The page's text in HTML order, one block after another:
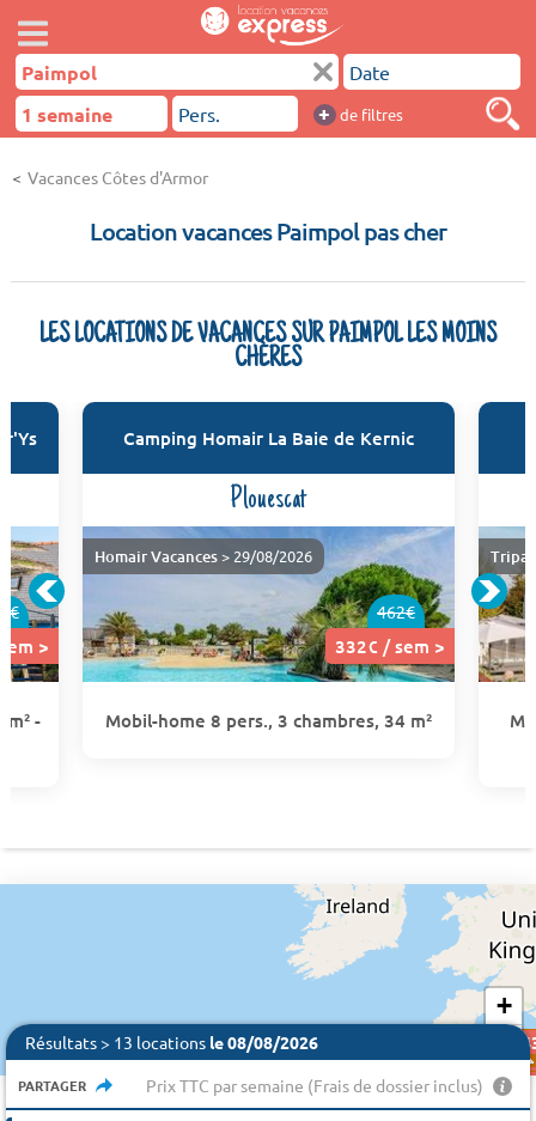
+ de filtres
Vacances Côtes d'Armor
Location vacances Paimpol pas cher
LES LOCATIONS DE VACANCES SUR PAIMPOL LES MOINS
CHÈRES
>
-
Camping Homair La Baie de Kernic
Plouescat
462€
332€ / sem >
Homair Vacances> 29/08/2026
Mobil-home 8 pers., 3 chambres, 34 m²
871 €
955 €
1019 €
1221 €
445€
332€
457€
403€
332€
503€
403€
504€
445€
332€
457€
403€
332€
503€
403€
504€
445€
+
Résultats > 13 locations le 08/08/2026
PARTAGER Prix TTC par semaine (Frais de dossier inclus)